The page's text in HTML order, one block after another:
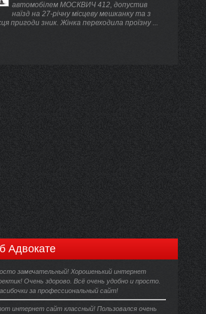
автомобілем МОСКВИЧ 412, допустив
наїзд на 27-річну місцеву мешканку та з
пригоди зник. Жінка переходила проїзну ...
Адвокате
замечательный! Хорошенький интернет
Очень здорово. Всё очень удобно и просто.
за профессиональный сайт!
интернет сайт классный! Пользовался очень